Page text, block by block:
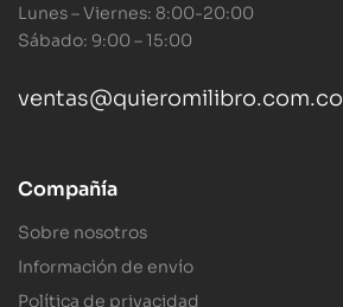
Lunes – Viernes: 8:00-20:00
Sábado: 9:00 – 15:00
ventas@quieromilibro.com.co
Compañía
Sobre nosotros
Información de envío
Política de privacidad